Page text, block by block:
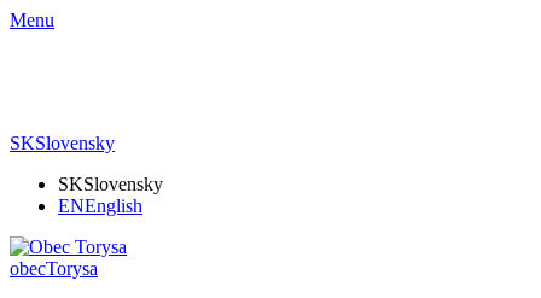
Menu
SKSlovensky
SKSlovensky
ENEnglish
obecTorysa